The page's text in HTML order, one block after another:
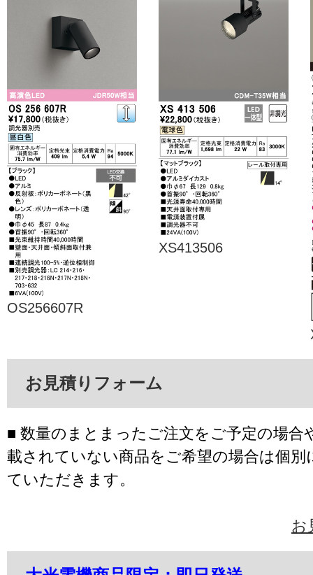
OS256607R
XS413506
お見積りフォーム
■ 数量のまとまったご注文をご予定の場合
載されていない商品をご希望の場合は個別
ていただきます。
お